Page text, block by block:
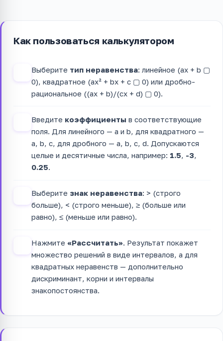
Как пользоваться калькулятором
Выберите тип неравенства: линейное (ax + b ▢
0), квадратное (ax² + bx + c ▢ 0) или дробно-
рациональное ((ax + b)/(cx + d) ▢ 0).
Введите коэффициенты в соответствующие
поля. Для линейного — a и b, для квадратного —
a, b, c, для дробного — a, b, c, d. Допускаются
целые и десятичные числа, например: 1.5, -3,
0.25.
Выберите знак неравенства: > (строго
больше), < (строго меньше), ≥ (больше или
равно), ≤ (меньше или равно).
Нажмите «Рассчитать». Результат покажет
множество решений в виде интервалов, а для
квадратных неравенств — дополнительно
дискриминант, корни и интервалы
знакопостоянства.